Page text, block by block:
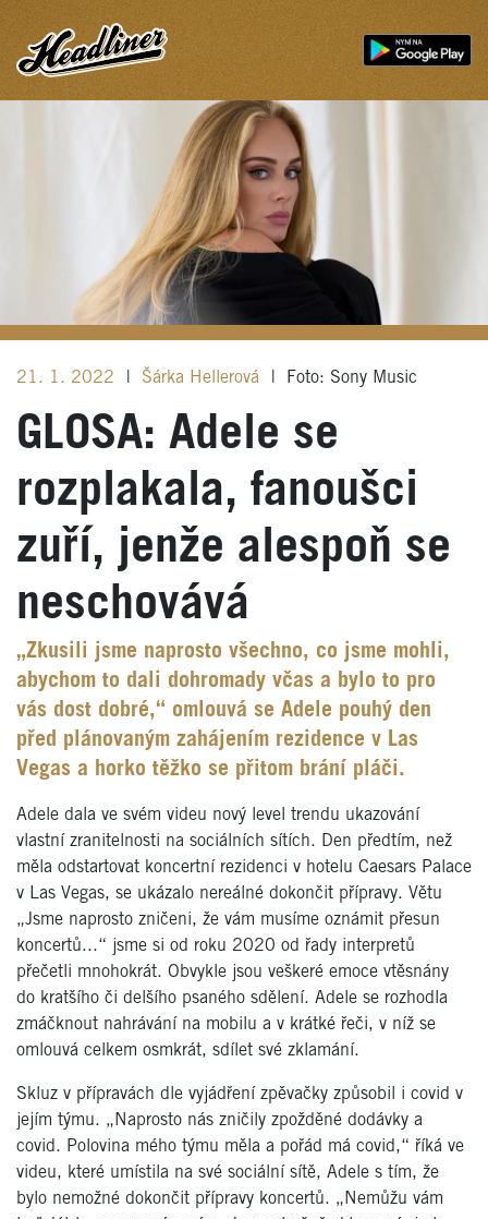
21. 1. 2022 Šárka Hellerová Foto: Sony Music
GLOSA: Adele se
rozplakala, fanoušci
zuří, jenže alespoň se
neschovává
„Zkusili jsme naprosto všechno, co jsme mohli,
abychom to dali dohromady včas a bylo to pro
vás dost dobré,“ omlouvá se Adele pouhý den
před plánovaným zahájením rezidence v Las
Vegas a horko těžko se přitom brání pláči.
Adele dala ve svém videu nový level trendu ukazování
vlastní zranitelnosti na sociálních sítích. Den předtím, než
měla odstartovat koncertní rezidenci v hotelu Caesars Palace
v Las Vegas, se ukázalo nereálné dokončit přípravy. Větu
„Jsme naprosto zničeni, že vám musíme oznámit přesun
koncertů...“ jsme si od roku 2020 od řady interpretů
přečetli mnohokrát. Obvykle jsou veškeré emoce vtěsnány
do kratšího či delšího psaného sdělení. Adele se rozhodla
zmáčknout nahrávání na mobilu a v krátké řeči, v níž se
omlouvá celkem osmkrát, sdílet své zklamání.
Skluz v přípravách dle vyjádření zpěvačky způsobil i covid v
jejím týmu. „Naprosto nás zničily zpožděné dodávky a
covid. Polovina mého týmu měla a pořád má covid,“ říká ve
videu, které umístila na své sociální sítě, Adele s tím, že
bylo nemožné dokončit přípravy koncertů. „Nemůžu vám